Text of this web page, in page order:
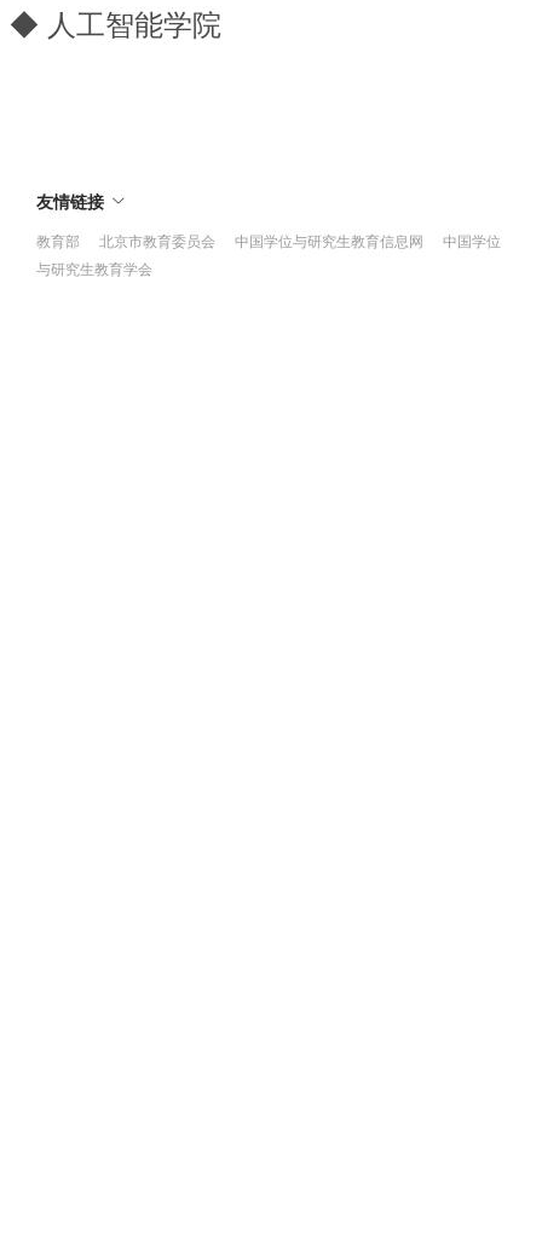
◆ 人工智能学院
友情链接
教育部 北京市教育委员会 中国学位与研究生教育信息网
中国学位
与研究生教育学会